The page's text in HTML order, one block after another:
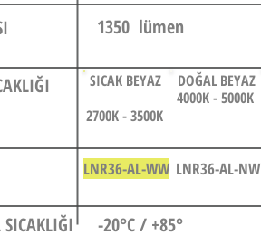
SICAK BEYAZ
2700K - 3500K
1350 lümen
-20°C / +85°
LNR36-AL-WW
DOĞAL BEYAZ
4000K - 5000K
LNR36-AL-NW